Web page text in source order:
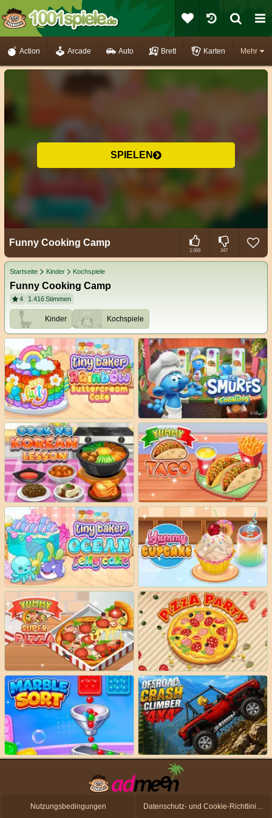
Mehr
Action Arcade Auto Brett Karten
SPIELEN
Funny Cooking Camp
1.069 347
Startseite Kinder Kochspiele
Funny Cooking Camp
4 1.416Stimmen
Kinder Kochspiele
Nutzungsbedingungen Datenschutz- und Cookie-Richtlinien